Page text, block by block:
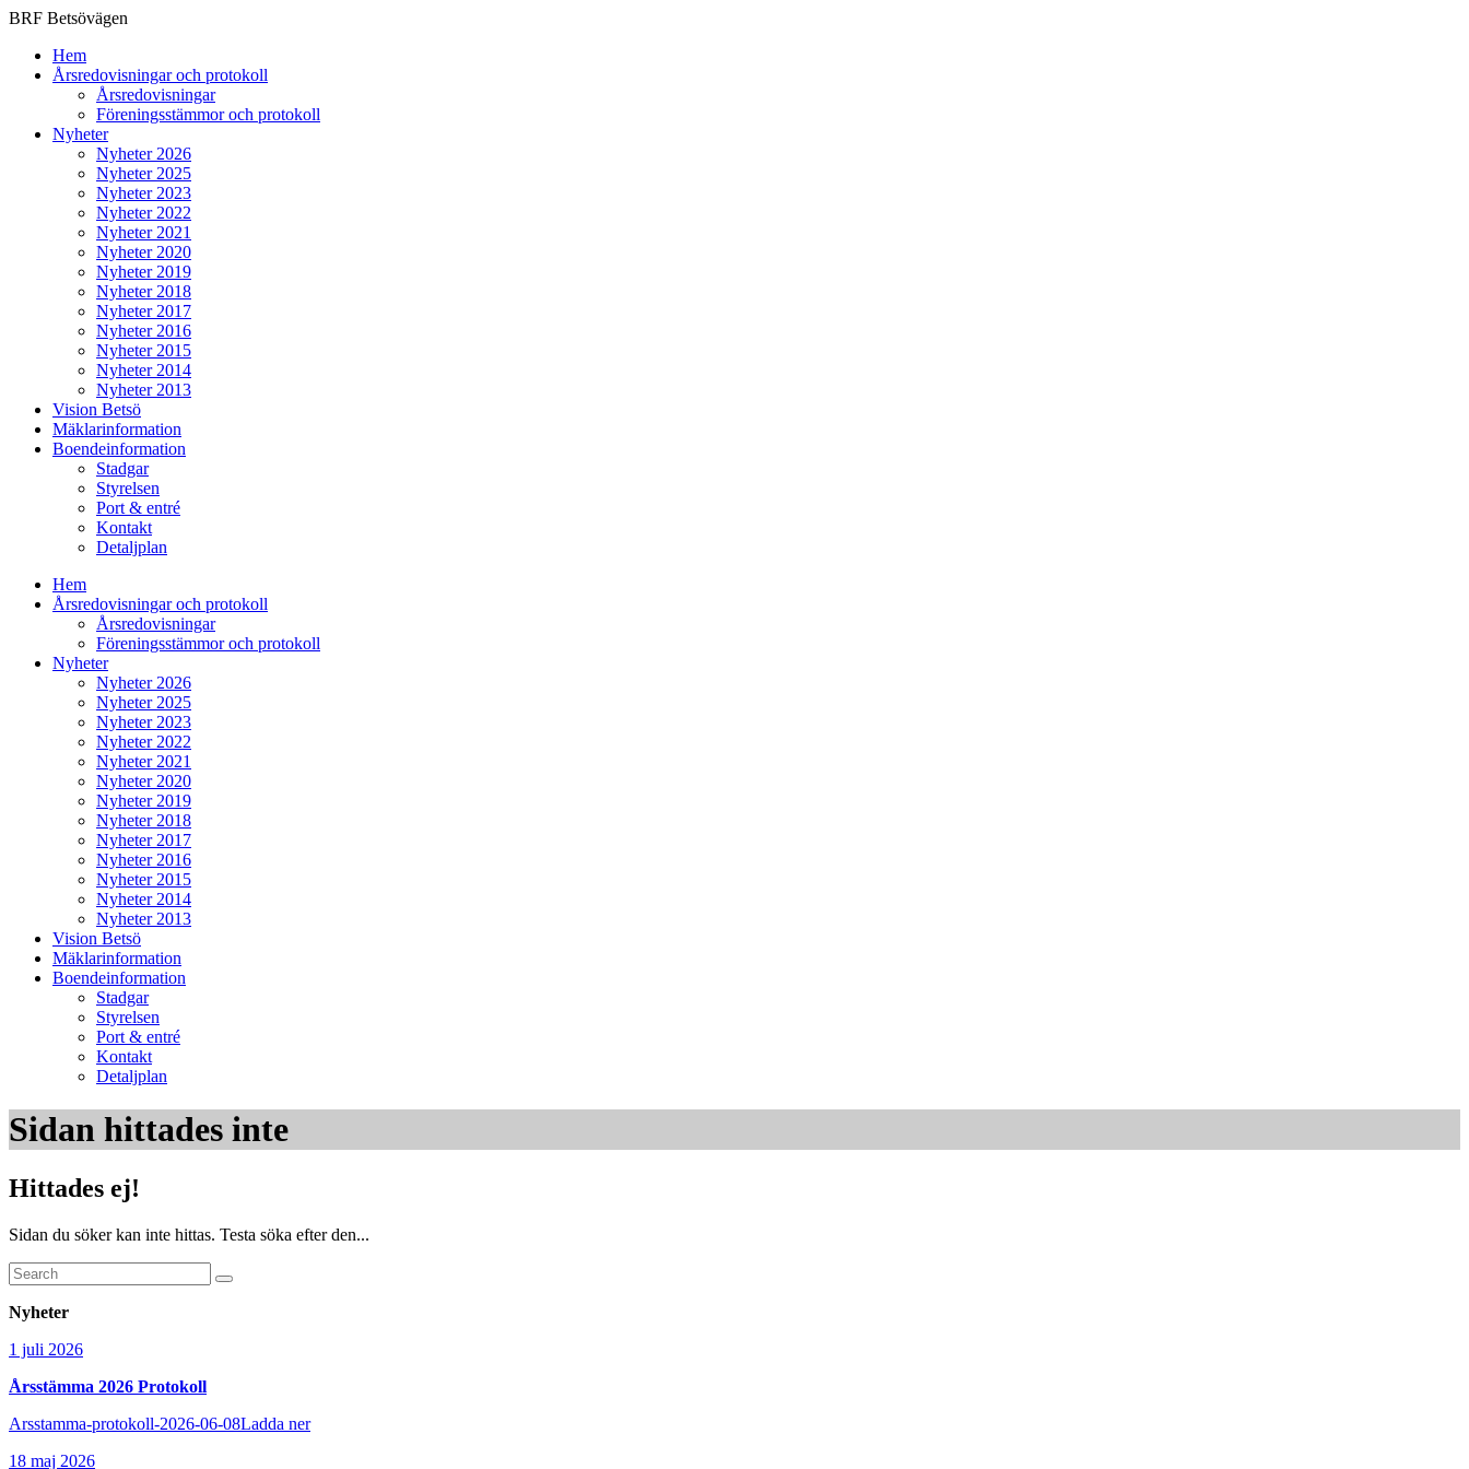
BRF Betsövägen
Hem
Årsredovisningar och protokoll
Årsredovisningar
Föreningsstämmor och protokoll
Nyheter
Nyheter 2026
Nyheter 2025
Nyheter 2023
Nyheter 2022
Nyheter 2021
Nyheter 2020
Nyheter 2019
Nyheter 2018
Nyheter 2017
Nyheter 2016
Nyheter 2015
Nyheter 2014
Nyheter 2013
Vision Betsö
Mäklarinformation
Boendeinformation
Stadgar
Styrelsen
Port & entré
Kontakt
Detaljplan
Hem
Årsredovisningar och protokoll
Årsredovisningar
Föreningsstämmor och protokoll
Nyheter
Nyheter 2026
Nyheter 2025
Nyheter 2023
Nyheter 2022
Nyheter 2021
Nyheter 2020
Nyheter 2019
Nyheter 2018
Nyheter 2017
Nyheter 2016
Nyheter 2015
Nyheter 2014
Nyheter 2013
Vision Betsö
Mäklarinformation
Boendeinformation
Stadgar
Styrelsen
Port & entré
Kontakt
Detaljplan
Sidan hittades inte
Hittades ej!
Sidan du söker kan inte hittas. Testa söka efter den...
Search
for:
Search
Nyheter
1 juli 2026
Årsstämma 2026 Protokoll
Arsstamma-protokoll-2026-06-08Ladda ner
18 maj 2026